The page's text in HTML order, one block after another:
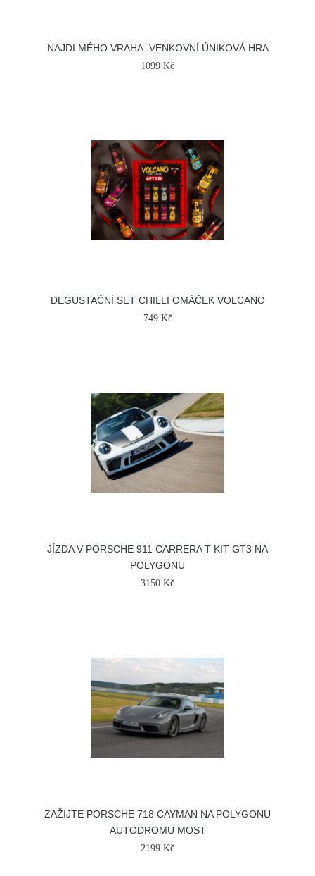
NAJDI MÉHO VRAHA: VENKOVNÍ ÚNIKOVÁ HRA
1099 Kč
DEGUSTAČNÍ SET CHILLI OMÁČEK VOLCANO
749 Kč
JÍZDA V PORSCHE 911 CARRERA T KIT GT3 NA
POLYGONU
3150 Kč
ZAŽIJTE PORSCHE 718 CAYMAN NA POLYGONU
AUTODROMU MOST
2199 Kč